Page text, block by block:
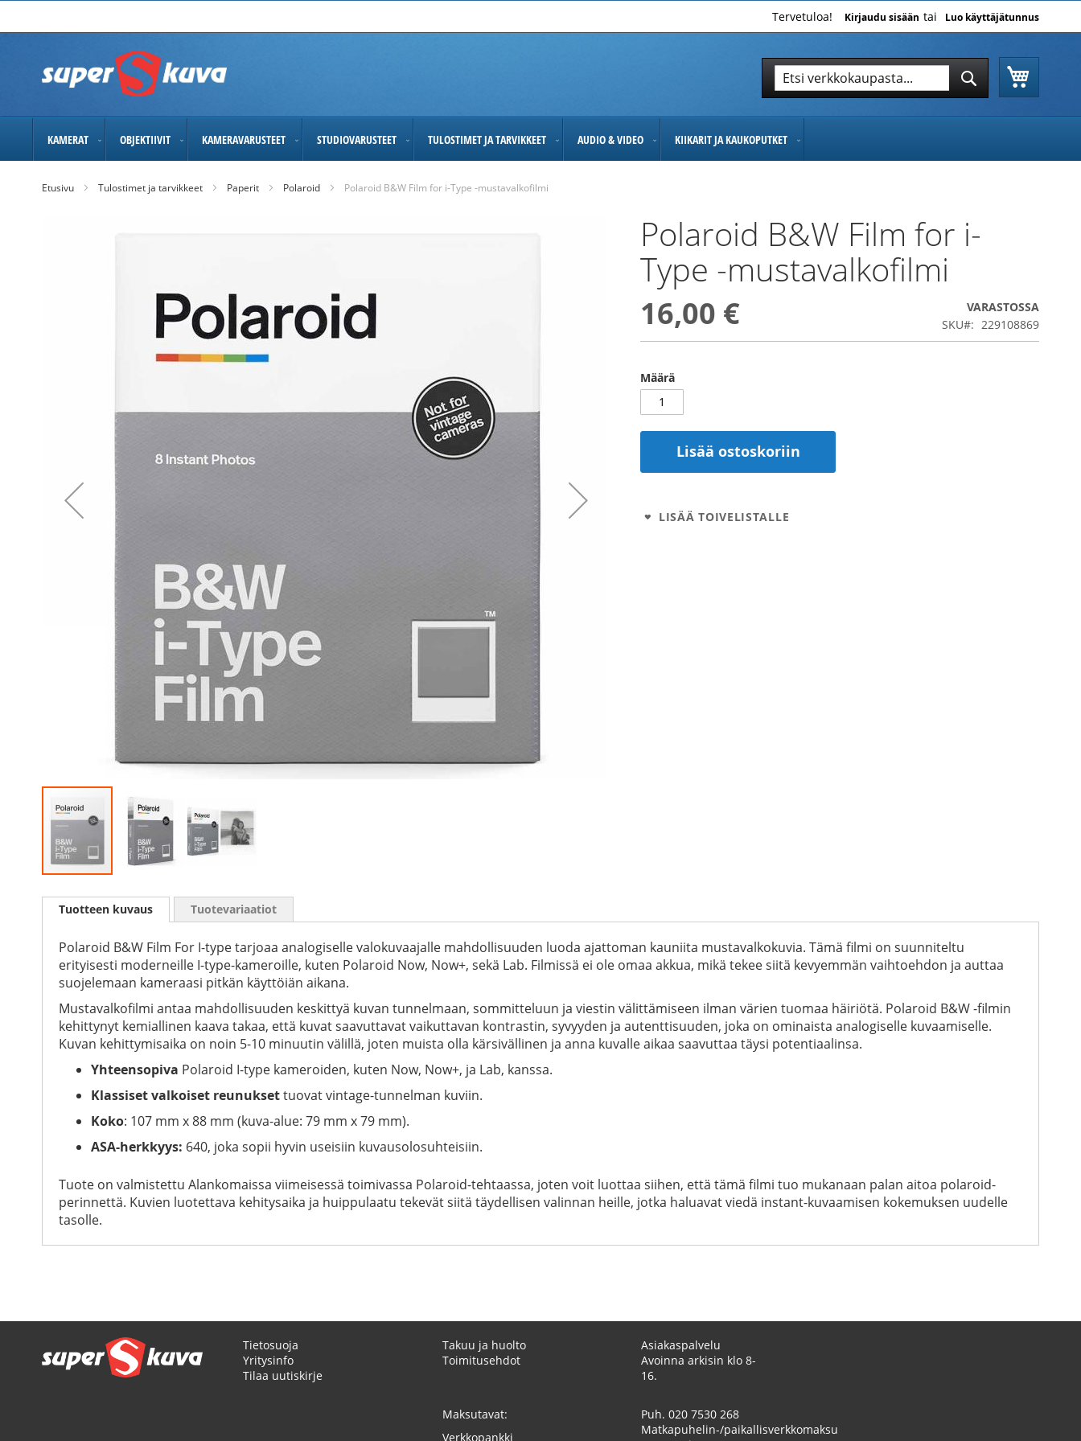
to
Tervetuloa! Kirjaudu sisään Luo käyttäjätunnus
Hae
KAMERAT OBJEKTIIVIT KAMERAVARUSTEET STUDIOVARUSTEET TULOSTIMET JA TARVIKKEET AUDIO & VIDEO KIIKARIT JA KAUKOPUTKET
Etusivu Tulostimet ja tarvikkeet Paperit Polaroid Polaroid B&W Film for i-Type -mustavalkofilmi
Polaroid B&W Film for i-
Type -mustavalkofilmi
16,00 €
VARASTOSSA
SKU
229108869
Määrä
Lisää ostoskoriin
LISÄÄ TOIVELISTALLE
to
images
gallery
Tuotteen kuvaus
Polaroid B&W Film For I-type tarjoaa analogiselle valokuvaajalle mahdollisuuden luoda ajattoman kauniita mustavalkokuvia. Tämä filmi on suunniteltu
erityisesti moderneille I-type-kameroille, kuten Polaroid Now, Now+, sekä Lab. Filmissä ei ole omaa akkua, mikä tekee siitä kevyemmän vaihtoehdon ja auttaa
suojelemaan kameraasi pitkän käyttöiän aikana.
Mustavalkofilmi antaa mahdollisuuden keskittyä kuvan tunnelmaan, sommitteluun ja viestin välittämiseen ilman värien tuomaa häiriötä. Polaroid B&W -filmin
kehittynyt kemiallinen kaava takaa, että kuvat saavuttavat vaikuttavan kontrastin, syvyyden ja autenttisuuden, joka on ominaista analogiselle kuvaamiselle.
Kuvan kehittymisaika on noin 5-10 minuutin välillä, joten muista olla kärsivällinen ja anna kuvalle aikaa saavuttaa täysi potentiaalinsa.
Yhteensopiva Polaroid I-type kameroiden, kuten Now, Now+, ja Lab, kanssa.
Klassiset valkoiset reunuksettuovat vintage-tunnelman kuviin.
Koko: 107 mm x 88 mm (kuva-alue: 79 mm x 79 mm).
ASA-herkkyys: 640, joka sopii hyvin useisiin kuvausolosuhteisiin.
Tuote on valmistettu Alankomaissa viimeisessä toimivassa Polaroid-tehtaassa, joten voit luottaa siihen, että tämä filmi tuo mukanaan palan aitoa polaroid-
perinnettä. Kuvien luotettava kehitysaika ja huippulaatu tekevät siitä täydellisen valinnan heille, jotka haluavat viedä instant-kuvaamisen kokemuksen uudelle
tasolle.
Tuotevariaatiot
Tietosuoja
Yritysinfo
Tilaa uutiskirje
Takuu ja huolto
Toimitusehdot
Maksutavat:
Verkkopankki
Asiakaspalvelu
Avoinna arkisin klo 8-
16.
Puh. 020 7530 268
Matkapuhelin-/paikallisverkkomaksu